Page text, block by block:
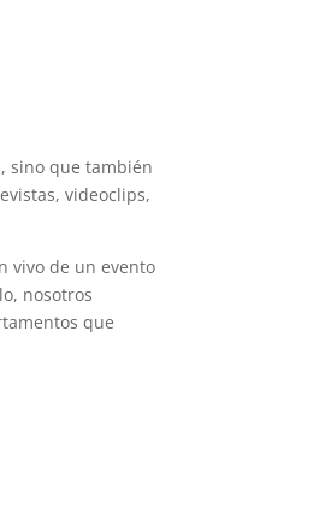
sino que también
videoclips,
vivo de un evento
nosotros
que